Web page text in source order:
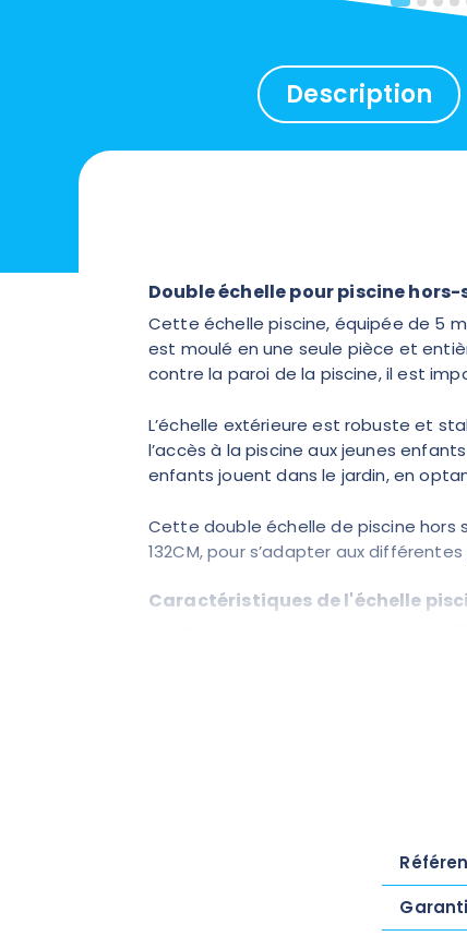
Description
Double échelle pour piscine hors-
Cette échelle piscine, équipée de 5
est moulé en une seule pièce et
contre la paroi de la piscine, il est
L’échelle extérieure est robuste et
l’accès à la piscine aux jeunes
enfants jouent dans le jardin, en
Cette double échelle de piscine hors
132CM, pour s’adapter aux différentes
Caractéristiques de l'échelle